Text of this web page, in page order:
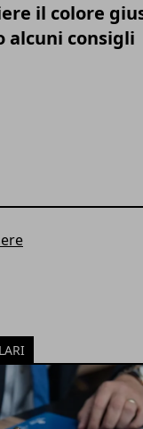
il colore
alcuni consigli